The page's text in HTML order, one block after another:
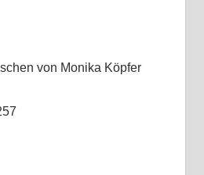
von Monika Köpfer